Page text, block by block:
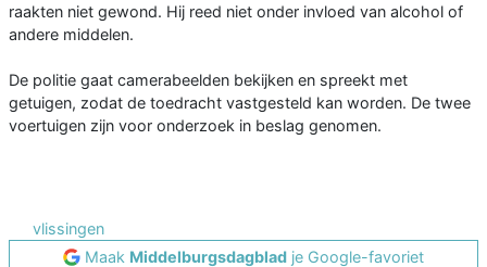
raakten niet gewond. Hij reed niet onder invloed van alcohol of
andere middelen.
De politie gaat camerabeelden bekijken en spreekt met
getuigen, zodat de toedracht vastgesteld kan worden. De twee
voertuigen zijn voor onderzoek in beslag genomen.
vlissingen
Maak Middelburgsdagblad je Google-favoriet